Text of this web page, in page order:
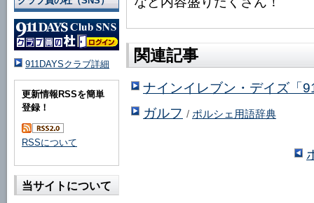
関連記事
ナインイレブン・デイズ「
ガルフ / ポルシェ用語辞典
911DAYSクラブ詳細
更新情報RSSを簡単
登録！
RSSについて
当サイトについて